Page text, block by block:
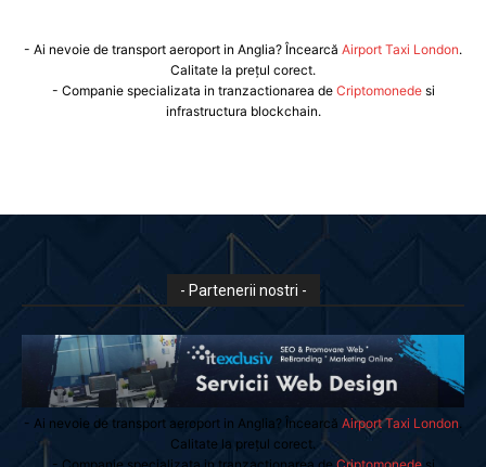
- Ai nevoie de transport aeroport in Anglia? Încearcă Airport Taxi London.
Calitate la prețul corect.
- Companie specializata in tranzactionarea de Criptomonedesi
infrastructura blockchain.
- Partenerii nostri -
- Ai nevoie de transport aeroport in Anglia? Încearcă Airport Taxi London
Calitate la prețul corect.